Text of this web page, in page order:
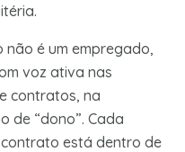
é um empregado,
voz ativa nas
contratos, na
de “dono”. Cada
está dentro de